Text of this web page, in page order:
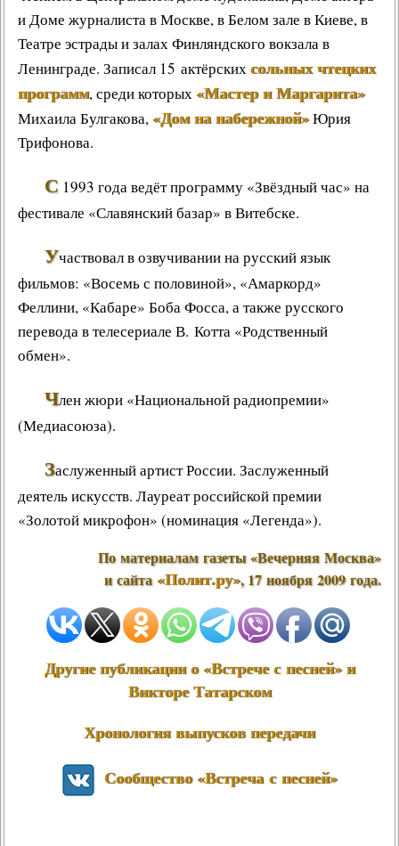
и Доме журналиста в Москве, в Белом зале в Киеве, в
Театре эстрады и залах Финляндского вокзала в
Ленинграде. Записал 15 актёрскихсольных чтецких
программ, среди которых«Мастер и Маргарита»
Михаила Булгакова,«Дом на набережной»Юрия
Трифонова.
С 1993 года ведёт программу «Звёздный час» на
фестивале «Славянский базар» в Витебске.
Участвовал в озвучивании на русский язык
фильмов: «Восемь с половиной», «Амаркорд»
Феллини, «Кабаре» Боба Фосса, а также русского
перевода в телесериале В. Котта «Родственный
обмен».
Член жюри «Национальной радиопремии»
(Медиасоюза).
Заслуженный артист России. Заслуженный
деятель искусств. Лауреат российской премии
«Золотой микрофон» (номинация «Легенда»).
По материалам газеты «Вечерняя Москва»
и сайта«Полит.ру»,17 ноября 2009 года.
Другие публикации о «Встрече с песней» и
Викторе Татарском
Хронология выпусков передачи
Сообщество «Встреча с песней»